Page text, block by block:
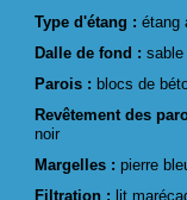
Type d'étang :étang
Dalle de fond :
Parois : blocs de
Revêtement des
noir
Margelles :pierre
Filtration : lit